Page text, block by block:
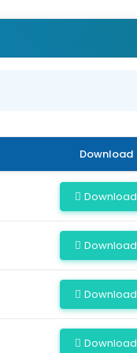
Download
Download
Download
Download
Download